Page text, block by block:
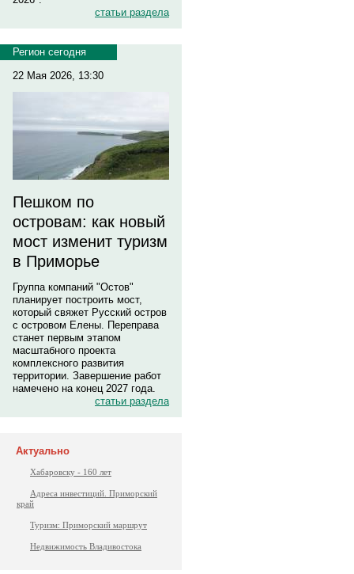
статьи раздела
Регион сегодня
22 Мая 2026, 13:30
Пешком по
островам: как новый
мост изменит туризм
в Приморье
Группа компаний "Остов"
планирует построить мост,
который свяжет Русский остров
с островом Елены. Переправа
станет первым этапом
масштабного проекта
комплексного развития
территории. Завершение работ
намечено на конец 2027 года.
статьи раздела
Актуально
Хабаровску - 160 лет
Адреса инвестиций. Приморский
край
Туризм: Приморский маршрут
Недвижимость Владивостока